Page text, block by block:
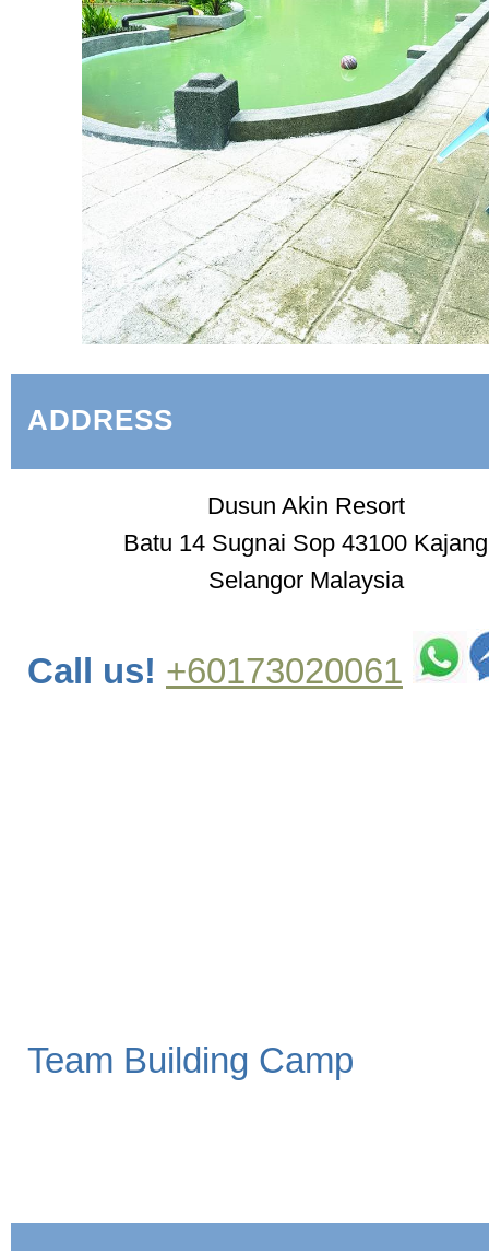
ADDRESS
Dusun Akin Resort
Batu 14 Sugnai Sop 43100 Kajang
Selangor Malaysia
Call us! +60173020061
Team Building Camp